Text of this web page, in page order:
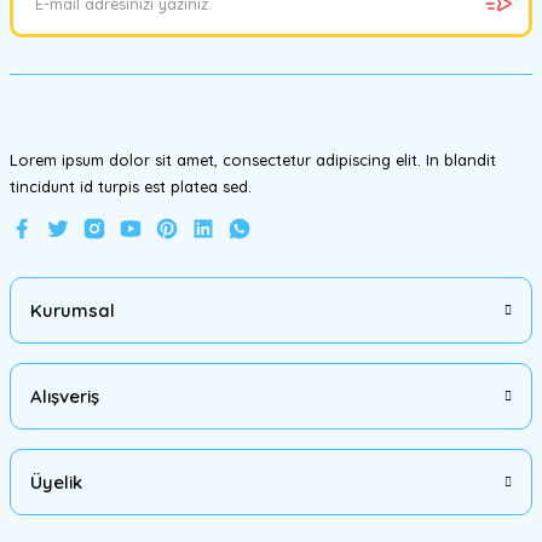
Ürün bilgilerinde hatalar bulunuyor.
Lorem ipsum dolor sit amet, consectetur adipiscing elit. In blandit
tincidunt id turpis est platea sed.
Kurumsal
Alışveriş
Üyelik